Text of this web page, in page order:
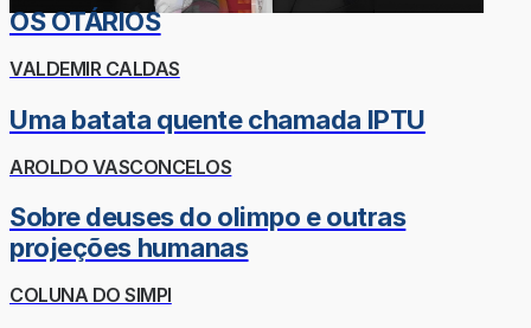
OS OTÁRIOS
VALDEMIR CALDAS
Uma batata quente chamada IPTU
AROLDO VASCONCELOS
Sobre deuses do olimpo e outras
projeções humanas
COLUNA DO SIMPI